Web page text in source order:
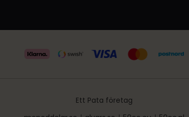
Ett Pata företag